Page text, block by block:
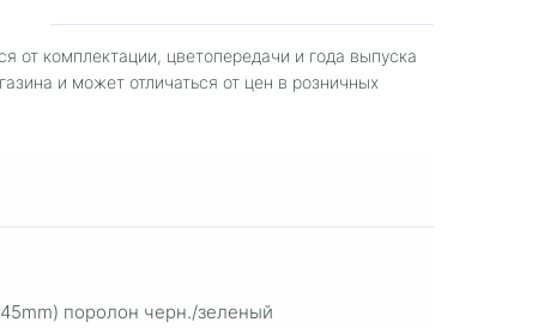
от комплектации, цветопередачи и года выпуска
и может отличаться от цен в розничных
поролон черн./зеленый